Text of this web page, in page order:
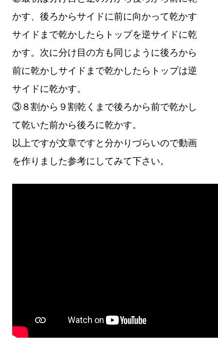
かす、後ろからサイドに前に向かって乾かす
サイドまで乾かしたらトップを逆サイドに乾
かす。 次に分け目の方も同じように後ろから
前に乾かしサイドまで乾かしたらトップは逆
サイドに乾かす。
③８割から９割乾くまで後ろから前で乾かし
て乾いた前から後ろに乾かす。
以上ですが文章ですと分かりづらいので動画
を作りました参考にしてみて下さい。